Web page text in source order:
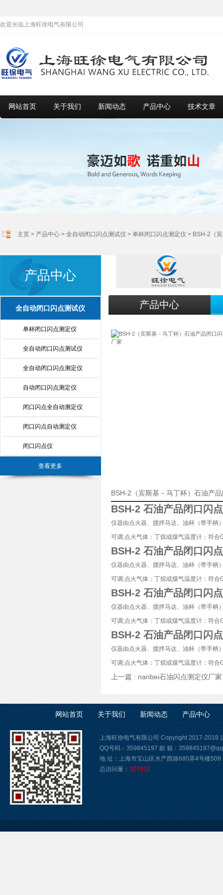
欢迎光临上海旺徐电气有限公司
网站首页 关于我们 新闻动态 产品中心 技术文章
主页 > 产品中心 > 全自动闭口闪点测试仪 > 单杯闭口闪点测定仪 > BSH-2（
产品中心
全自动闭口闪点测试仪
单杯闭口闪点测定仪
全自动闭口闪点测试仪
全自动闭口闪点测定仪
自动闭口闪点测定仪
闭口闪点全自动测定仪
闭口闪点自动测定仪
闭口闪点仪
查看更多
产品中心
BSH-2（宾斯基－马丁杯）石油产
BSH-2 石油产品闭口闪
仪器由点火器、搅拌马达、油杯（带手柄
可调;点火气体：丁烷或煤气温度计：符合
BSH-2 石油产品闭口闪
仪器由点火器、搅拌马达、油杯（带手柄
可调;点火气体：丁烷或煤气温度计：符合
BSH-2 石油产品闭口闪
仪器由点火器、搅拌马达、油杯（带手柄
可调;点火气体：丁烷或煤气温度计：符合
BSH-2 石油产品闭口闪
仪器由点火器、搅拌马达、油杯（带手柄
可调;点火气体：丁烷或煤气温度计：符合
上一篇 : nanbei石油闪点测定仪厂家
网站首页 关于我们 新闻动态 产品中心
上海旺徐电气有限公司 Copyright 2017-2018
QQ号码：359845197 邮 箱：
地 址：上海市宝山区水产西路680弄4号楼509
总访问量： 377810